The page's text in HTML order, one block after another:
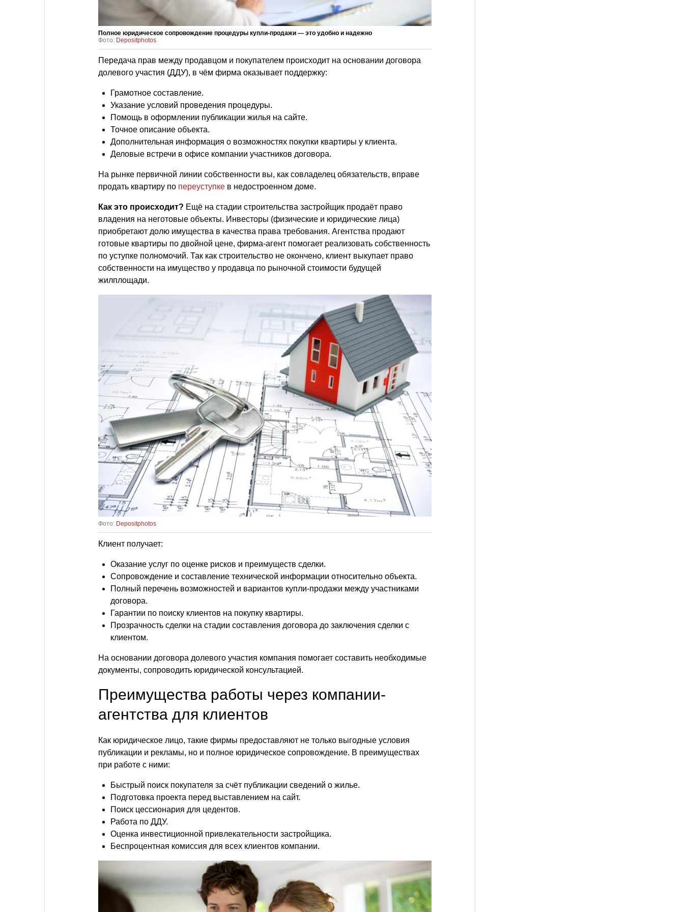
Полное юридическое сопровождение процедуры купли-продажи — это удобно и надежно
Фото: Depositphotos
Передача прав между продавцом и покупателем происходит на основании договора
долевого участия (ДДУ), в чём фирма оказывает поддержку:
Грамотное составление.
Указание условий проведения процедуры.
Помощь в оформлении публикации жилья на сайте.
Точное описание объекта.
Дополнительная информация о возможностях покупки квартиры у клиента.
Деловые встречи в офисе компании участников договора.
На рынке первичной линии собственности вы, как совладелец обязательств, вправе
продать квартиру по переуступке в недостроенном доме.
Как это происходит? Ещё на стадии строительства застройщик продаёт право
владения на неготовые объекты. Инвесторы (физические и юридические лица)
приобретают долю имущества в качества права требования. Агентства продают
готовые квартиры по двойной цене, фирма-агент помогает реализовать собственность
по уступке полномочий. Так как строительство не окончено, клиент выкупает право
собственности на имущество у продавца по рыночной стоимости будущей
жилплощади.
Фото: Depositphotos
Клиент получает:
Оказание услуг по оценке рисков и преимуществ сделки.
Сопровождение и составление технической информации относительно объекта.
Полный перечень возможностей и вариантов купли-продажи между участниками
договора.
Гарантии по поиску клиентов на покупку квартиры.
Прозрачность сделки на стадии составления договора до заключения сделки с
клиентом.
На основании договора долевого участия компания помогает составить необходимые
документы, сопроводить юридической консультацией.
Преимущества работы через компании-
агентства для клиентов
Как юридическое лицо, такие фирмы предоставляют не только выгодные условия
публикации и рекламы, но и полное юридическое сопровождение. В преимуществах
при работе с ними:
Быстрый поиск покупателя за счёт публикации сведений о жилье.
Подготовка проекта перед выставлением на сайт.
Поиск цессионария для цедентов.
Работа по ДДУ.
Оценка инвестиционной привлекательности застройщика.
Беспроцентная комиссия для всех клиентов компании.